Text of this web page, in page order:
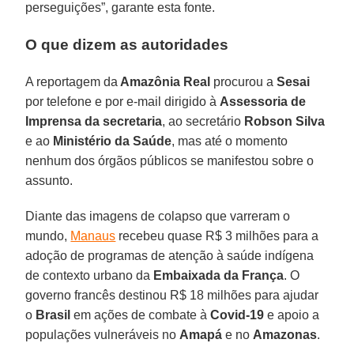
perseguições”, garante esta fonte.
O que dizem as autoridades
A reportagem da Amazônia Real procurou aSesai
por telefone e por e-mail dirigido à Assessoria de
Imprensa da secretaria, ao secretário Robson Silva
e ao Ministério da Saúde, mas até o momento
nenhum dos órgãos públicos se manifestou sobre o
assunto.
Diante das imagens de colapso que varreram o
mundo, Manaus recebeu quase R$ 3 milhões para a
adoção de programas de atenção à saúde indígena
de contexto urbano da Embaixada da França. O
governo francês destinou R$ 18 milhões para ajudar
o Brasil em ações de combate àCovid-19 e apoio a
populações vulneráveis no Amapá e no Amazonas.